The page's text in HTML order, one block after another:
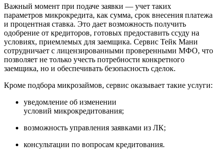
Важный момент при подаче заявки — учет таких
параметров микрокредита, как сумма, срок внесения платежа
и процентная ставка. Это дает возможность получить
одобрение от кредиторов, готовых предоставить ссуду на
условиях, приемлемых для заемщика. Сервис Тейк Мани
сотрудничает с лицензированными проверенными МФО, что
позволяет не только учесть потребности конкретного
заемщика, но и обеспечивать безопасность сделок.
Кроме подбора микрозаймов, сервис оказывает такие услуги:
уведомление об изменении
условий микрокредитования;
возможность управления заявками из ЛК;
консультации по вопросам кредитования.